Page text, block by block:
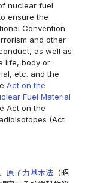
nuclear fuel
ensure the
Convention
and other
as well as
life, body or
etc. and the
Act on the
Fuel Material
Act on the
(Act
原子力基本法 （昭